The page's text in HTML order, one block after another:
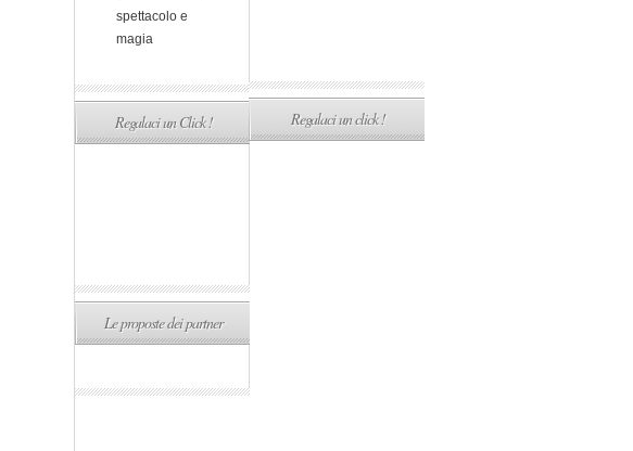
spettacolo e
magia
Regalaci un Click !
Le proposte dei partner
Regalaci un click !